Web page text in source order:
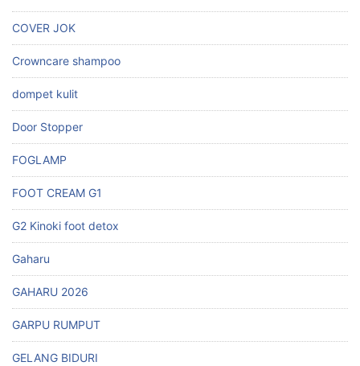
COVER JOK
Crowncare shampoo
dompet kulit
Door Stopper
FOGLAMP
FOOT CREAM G1
G2 Kinoki foot detox
Gaharu
GAHARU 2026
GARPU RUMPUT
GELANG BIDURI